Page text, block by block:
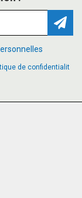
de confidentialit